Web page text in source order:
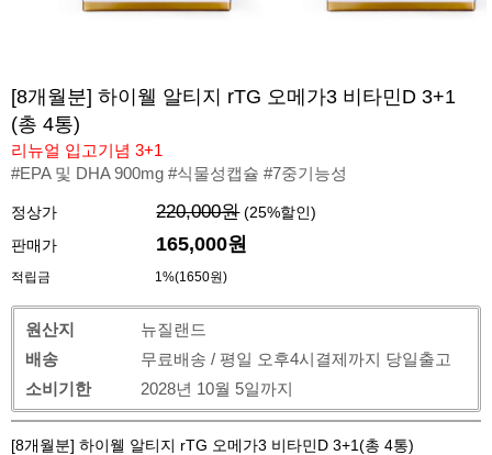
[8개월분] 하이웰 알티지 rTG 오메가3 비타민D 3+1
(총 4통)
리뉴얼 입고기념 3+1
#EPA 및 DHA 900mg #식물성캡슐 #7중기능성
정상가 220,000원 (25%할인)
판매가
165,000원
적립금 1%(1650원)
원산지
뉴질랜드
배송
무료배송 / 평일 오후4시결제까지 당일출고
소비기한
2028년 10월 5일까지
[8개월분] 하이웰 알티지 rTG 오메가3 비타민D 3+1(총 4통)